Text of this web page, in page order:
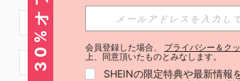
JP + 81
JP + 81
会員登録した場合、 プライバシー＆ク
上、同意頂いたものとみなします。
SHEINの限定特典や最新情報